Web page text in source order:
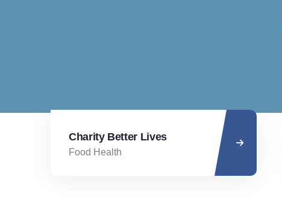
Charity Better Lives
Food Health